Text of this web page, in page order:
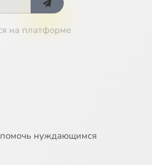
на платформе
нуждающимся